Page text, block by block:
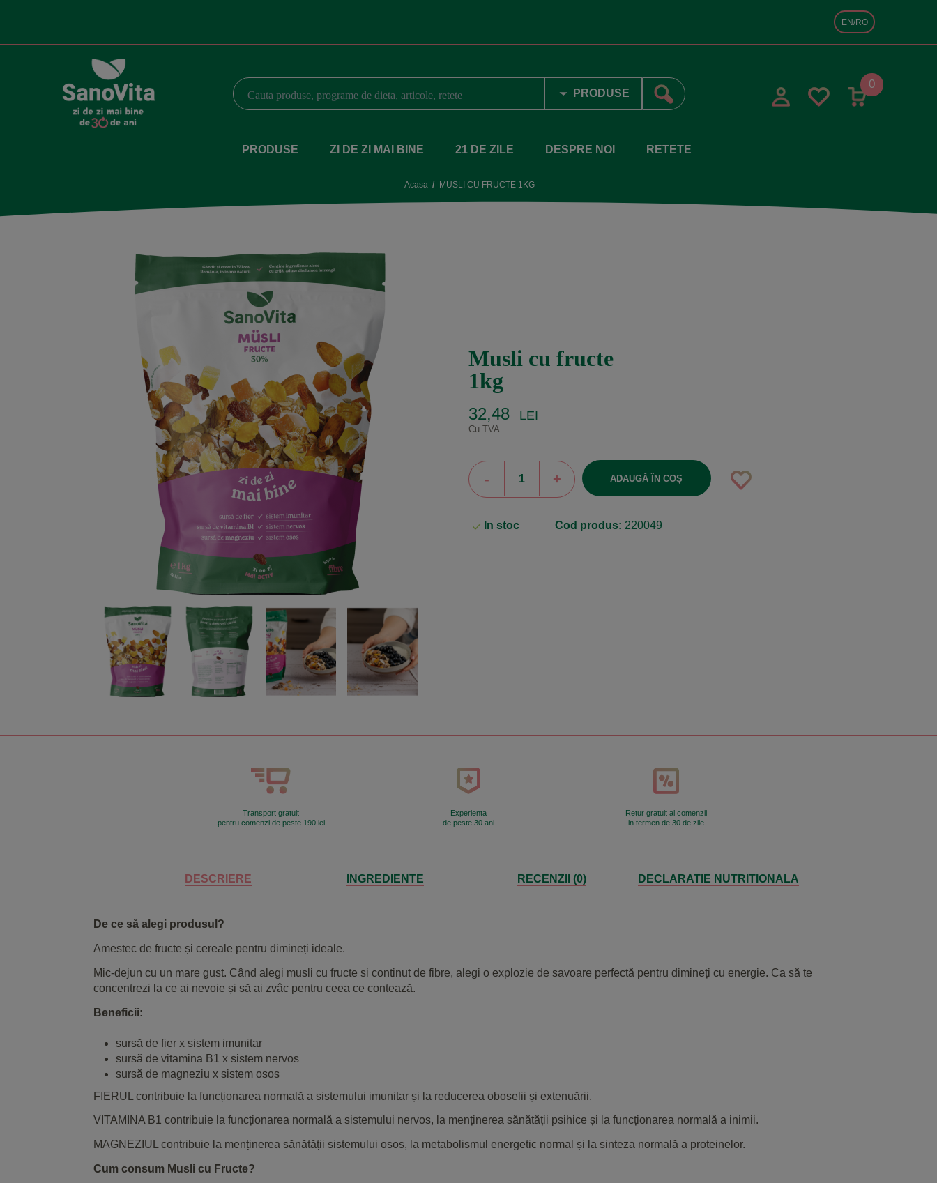
EN/RO
0
PRODUSE ZI DE ZI MAI BINE 21 DE ZILE DESPRE NOI RETETE
Acasa MUSLI CU FRUCTE 1KG
musli cu fructe
1kg
32,48 LEI
Cu TVA
- + ADAUGĂ ÎN COȘ
In stoc Cod produs: 220049
Transport gratuit
pentru comenzi de peste 190 lei
Experienta
de peste 30 ani
Retur gratuit al comenzii
in termen de 30 de zile
DESCRIERE INGREDIENTE RECENZII (0) DECLARATIE NUTRITIONALA
De ce să alegi produsul?
Amestec de fructe și cereale pentru dimineți ideale.
Mic-dejun cu un mare gust. Când alegi musli cu fructe si continut de fibre, alegi o explozie de savoare perfectă pentru dimineți cu energie. Ca să te
concentrezi la ce ai nevoie și să ai zvâc pentru ceea ce contează.
Beneficii:
sursă de fier x sistem imunitar
sursă de vitamina B1 x sistem nervos
sursă de magneziu x sistem osos
FIERUL contribuie la funcționarea normală a sistemului imunitar și la reducerea oboselii și extenuării.
VITAMINA B1 contribuie la funcționarea normală a sistemului nervos, la menținerea sănătății psihice și la funcționarea normală a inimii.
MAGNEZIUL contribuie la menținerea sănătății sistemului osos, la metabolismul energetic normal și la sinteza normală a proteinelor.
Cum consum Musli cu Fructe?